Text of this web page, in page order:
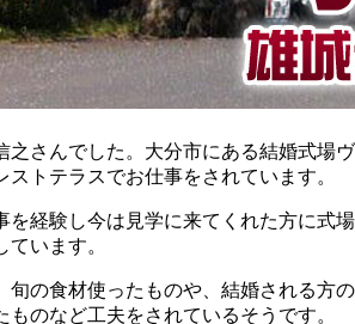
之さんでした。大分市にある結婚式場ヴ
ストテラスでお仕事をされています。
を経験し今は見学に来てくれた方に式場
います。
旬の食材使ったものや、結婚される方の
ものなど工夫をされているそうです。